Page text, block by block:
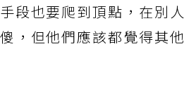
段也要爬到頂點，在別人
，但他們應該都覺得其他